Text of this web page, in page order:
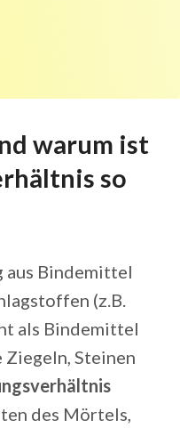
warum ist
so
aus Bindemittel
(z.B.
als Bindemittel
Steinen
des Mörtels,